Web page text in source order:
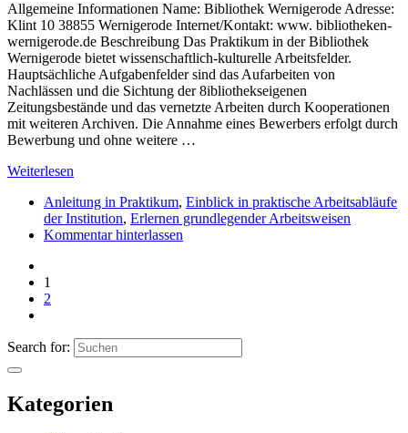
Allgemeine Informationen Name: Bibliothek Wernigerode Adresse:
Klint 10 38855 Wernigerode Internet/Kontakt: www. bibliotheken-
wernigerode.de Beschreibung Das Praktikum in der Bibliothek
Wernigerode bietet wissenschaftlich-kulturelle Arbeitsfelder.
Hauptsächliche Aufgabenfelder sind das Aufarbeiten von
Nachlässen und die Sichtung der 8ibliothekseigenen
Zeitungsbestände und das vernetzte Arbeiten durch Kooperationen
mit weiteren Archiven. Die Annahme eines Bewerbers erfolgt durch
Bewerbung und ohne weitere …
Weiterlesen
Anleitung in Praktikum, Einblick in praktische Arbeitsabläufe
der Institution, Erlernen grundlegender Arbeitsweisen
Kommentar hinterlassen
1
2
Search for:
Kategorien